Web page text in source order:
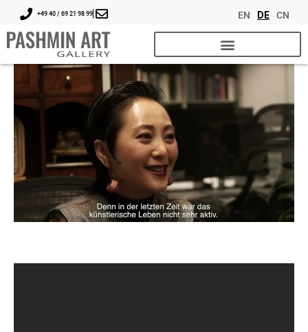
+49 40 / 69 21 98 99 EN DE CN